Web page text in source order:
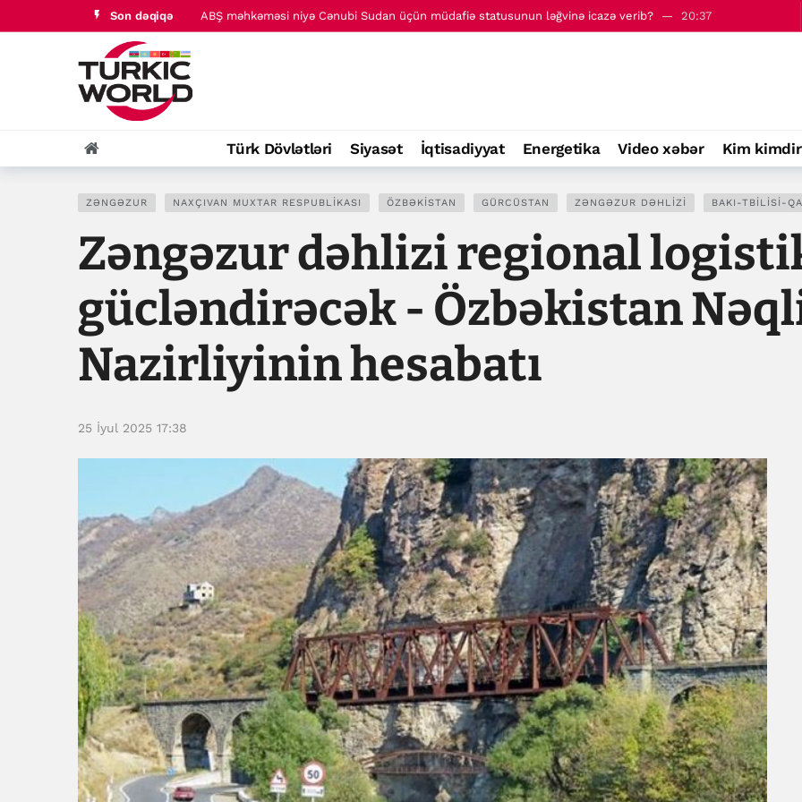
Son dəqiqə ABŞ məhkəməsi niyə Cənubi Sudan üçün müdafiə statusunun ləğvinə icazə verib? 20:37
Türk Dövlətləri Siyasət İqtisadiyyat Energetika Video xəbər Kim
ZƏNGƏZUR NAXÇIVAN MUXTAR RESPUBLIKASI ÖZBƏKISTAN GÜRCÜSTAN ZƏNGƏZUR DƏHLIZI BAKI-TBILISI-
Zəngəzur dəhlizi regional
gücləndirəcək - Özbəkistan
Nazirliyinin hesabatı
25 İyul 2025 17:38